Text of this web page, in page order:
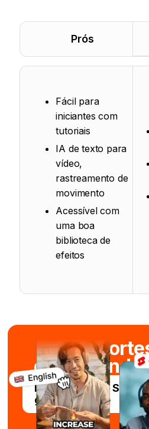
Prós
Fácil para
iniciantes com
tutoriais
IA de texto para
vídeo,
rastreamento de
movimento
Acessível com
uma boa
biblioteca de
efeitos
Crie
em
Experimente o
gratuitamente